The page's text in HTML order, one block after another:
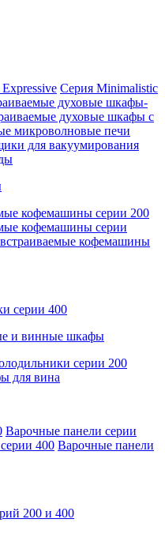
Серия Minimalistic
духовые шкафы-
духовые шкафы с
микроволновые печи
для вакуумирования
кофемашины серии 200
кофемашины серии
кофемашины
серии 400
и винные шкафы
серии 200
для вина
Варочные панели серии
400 Варочные панели
200 и 400